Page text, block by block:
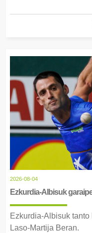
2026-08-04
Ezkurdia-Albisuk
Ezkurdia-Albisuk
Laso-Martija Beran.